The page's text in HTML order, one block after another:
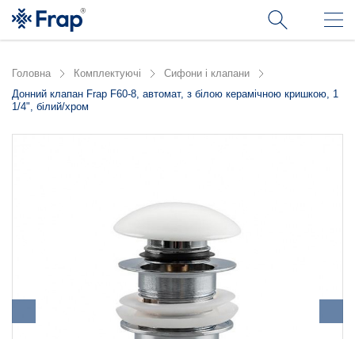
Головна Комплектуючі
Сифони і клапани
Донний клапан Frap F60-8, автомат, з білою керамічною кришкою, 1
1/4", білий/хром